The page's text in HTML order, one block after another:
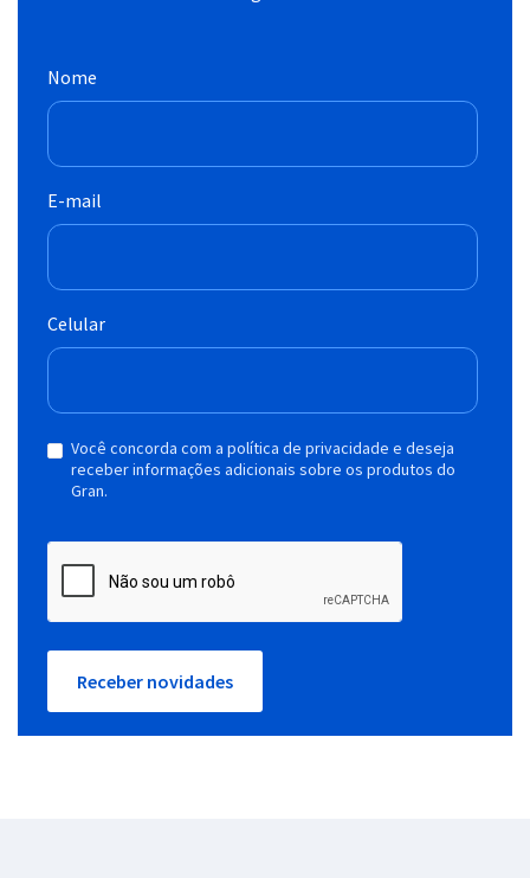
Nome
E-mail
Celular
Você concorda com a política de privacidade e deseja
receber informações adicionais sobre os produtos do
Gran.
Receber novidades